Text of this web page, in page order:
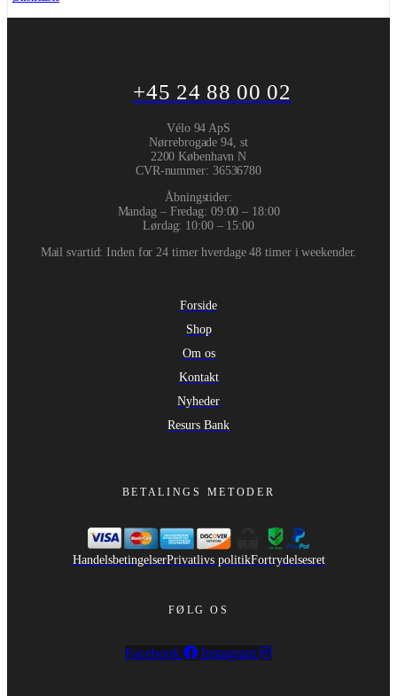
+45 24 88 00 02
Vélo 94 ApS
Nørrebrogade 94, st
2200 København N
CVR-nummer: 36536780
Åbningstider:
Mandag – Fredag: 09:00 – 18:00
Lørdag: 10:00 – 15:00
Mail svartid: Inden for 24 timer hverdage 48 timer i weekender.
Forside
Shop
Om os
Kontakt
Nyheder
Resurs Bank
BETALINGS METODER
HandelsbetingelserPrivatlivs politikFortrydelsesret
FØLG OS
Facebook Instagram